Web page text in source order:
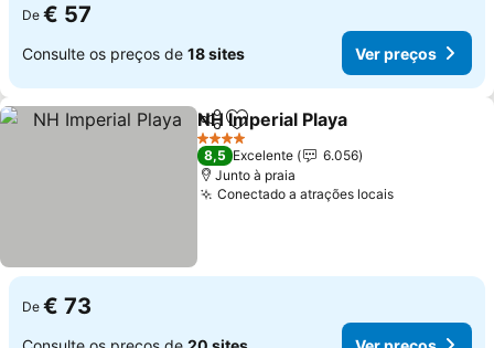
De € 57
Consulte os preços de 18 sites Ver preços
PartilharAdicionar aos favoritos
NH Imperial Playa
4 Estrelas
8,5 Excelente
6.056
Junto à praia
Conectado a atrações locais
De € 73